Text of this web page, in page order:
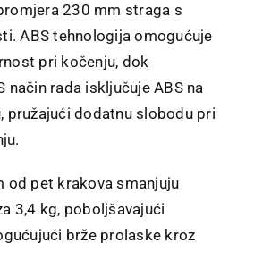
230 mm straga s
ABS tehnologija omogućuje
pri kočenju, dok
način rada isključuje ABS na
pružajući dodatnu slobodu pri
od pet krakova smanjuju
3,4 kg, poboljšavajući
brže prolaske kroz